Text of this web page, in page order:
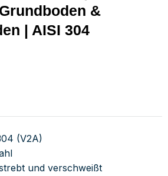
&
| AISI 304
(V2A)
und verschweißt